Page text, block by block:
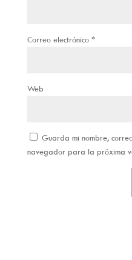
Correo electrónico *
Web
Guarda mi nombre,
navegador para la próxima